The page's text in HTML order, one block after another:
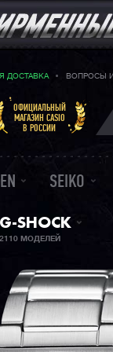
ДОСТАВКА ВОПРОСЫ
ОФИЦИАЛЬНЫЙ
МАГАЗИН CASIO
В РОССИИ
SEIKO
G-SHOCK
2110 МОДЕЛЕЙ